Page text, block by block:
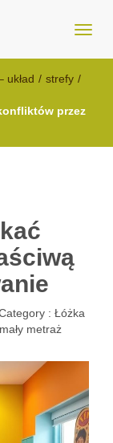
układ / strefy /
przez
: Łóżka
metraż